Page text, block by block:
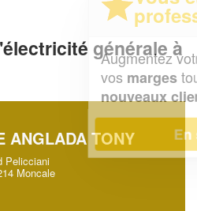
générale à
ANGLADA TONY
Pelicciani
Moncale
?
votrechiffre d'affaireset
tout en gagnant de
clients
En savoir plus